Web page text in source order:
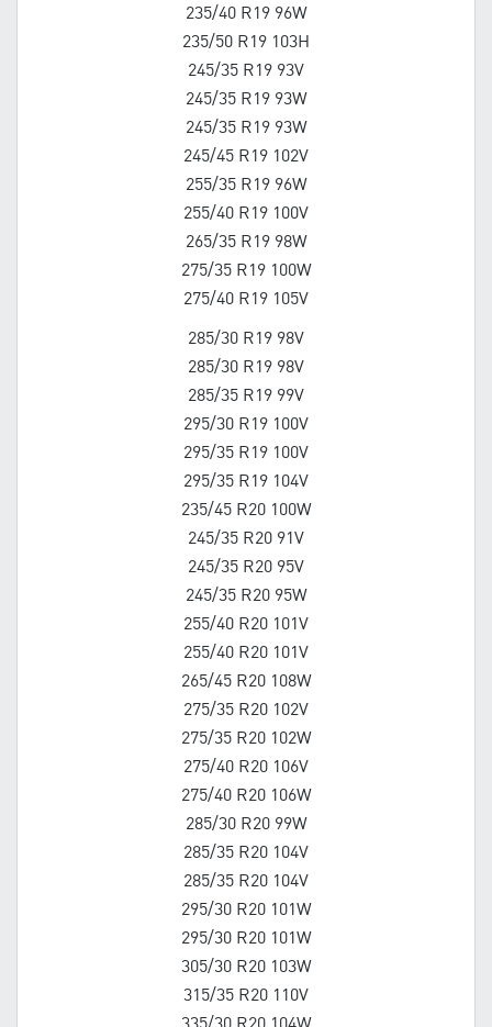
235/40 R19 96W
235/50 R19 103H
245/35 R19 93V
245/35 R19 93W
245/35 R19 93W
245/45 R19 102V
255/35 R19 96W
255/40 R19 100V
265/35 R19 98W
275/35 R19 100W
275/40 R19 105V
285/30 R19 98V
285/30 R19 98V
285/35 R19 99V
295/30 R19 100V
295/35 R19 100V
295/35 R19 104V
235/45 R20 100W
245/35 R20 91V
245/35 R20 95V
245/35 R20 95W
255/40 R20 101V
255/40 R20 101V
265/45 R20 108W
275/35 R20 102V
275/35 R20 102W
275/40 R20 106V
275/40 R20 106W
285/30 R20 99W
285/35 R20 104V
285/35 R20 104V
295/30 R20 101W
295/30 R20 101W
305/30 R20 103W
315/35 R20 110V